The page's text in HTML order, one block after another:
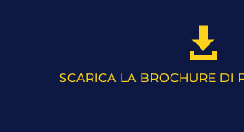

SCARICA LA BROCHURE DI